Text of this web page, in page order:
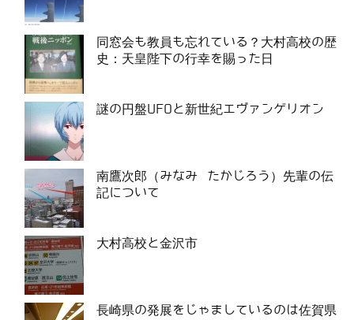
同窓会も教員も忘れている？大村高校の歴
史：天皇陛下の行幸を賜った日
謎の円盤UFOと新世紀エヴァンゲリオン
南鷹次郎（みなみ たかじろう）先輩の伝
記について
大村高校と金沢市
長崎県の発展をじゃましているのは佐賀県